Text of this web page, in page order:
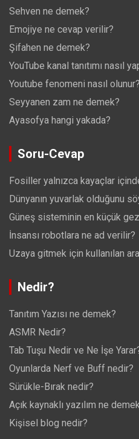
Sehven ne demek?
Emojiye ne cevap verilir?
Şifahen ne demek?
YouTube kanal tanıtımı nasıl
Youtube fenomeni nasıl olunur?
Seyyanen zam ne demek?
Ayasofya hangi yakada?
Soru-Cevap
Fosiller yalnızca kayaçlar
Dünyanın yuvarlak olduğunu
Güneş sisteminin en küçük
İnsansı robotlara ne ad verilir?
Uzaya gitmek için kullanılan
Nedir?
Tanıtım Yazısı ne demek?
ASMR Nedir?
Tab Tuşu Nedir ve Ne İşe
Oyunlarda Nerf ve Buff nedir?
Sürükle-Bırak nedir?
Açık kaynaklı yazılım ne
Kişisel blog nedir?